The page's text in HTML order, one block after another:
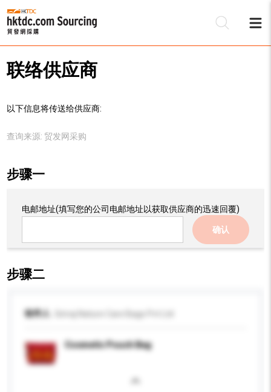
联络供应商
以下信息将传送给供应商:
查询来源: 贸发网采购
步骤一
电邮地址(填写您的公司电邮地址以获取供应商的迅速回覆)
确认
步骤二
收件人
Cosmetic Pouch Bag